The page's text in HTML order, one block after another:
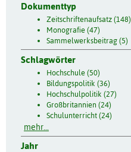
Dokumenttyp
Zeitschriftenaufsatz (148)
Monografie (47)
Sammelwerksbeitrag (5)
Schlagwörter
Hochschule (50)
Bildungspolitik (36)
Hochschulpolitik (27)
Großbritannien (24)
Schulunterricht (24)
mehr...
Jahr